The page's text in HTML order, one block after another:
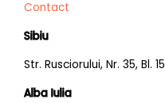
Contact
Sibiu
Str. Rusciorului, Nr. 35, Bl. 15
Alba Iulia